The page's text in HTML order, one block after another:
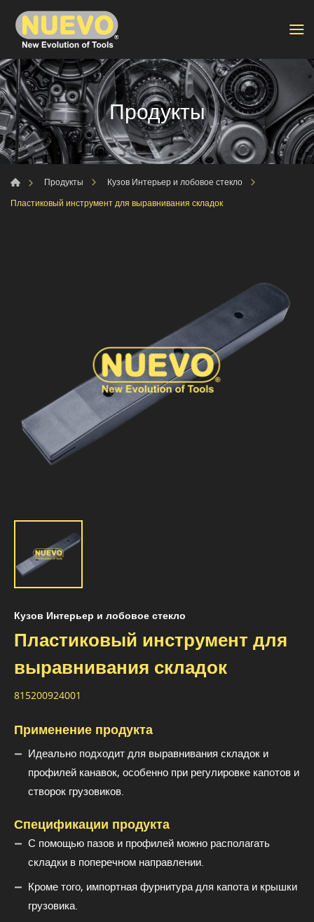
Продукты
Продукты
Кузов Интерьер и лобовое стекло
Пластиковый инструмент для выравнивания складок
Кузов Интерьер и лобовое стекло
Пластиковый инструмент для
выравнивания складок
815200924001
Применение продукта
Идеально подходит для выравнивания складок и
профилей канавок, особенно при регулировке капотов и
створок грузовиков.
Спецификации продукта
С помощью пазов и профилей можно располагать
складки в поперечном направлении.
Кроме того, импортная фурнитура для капота и крышки
грузовика.